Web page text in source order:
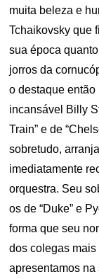
muita beleza e
Tchaikovsky que
sua época
jorros da
o destaque
incansável Billy
Train” e de
sobretudo,
imediatamente
orquestra. Seu
os de “Duke” e
forma que seu
dos colegas
apresentamos